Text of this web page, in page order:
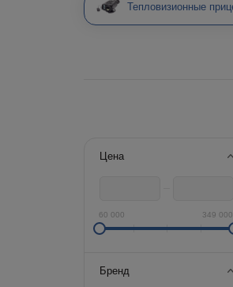
Тепловизионные
Цена
60 000 349 000
Бренд